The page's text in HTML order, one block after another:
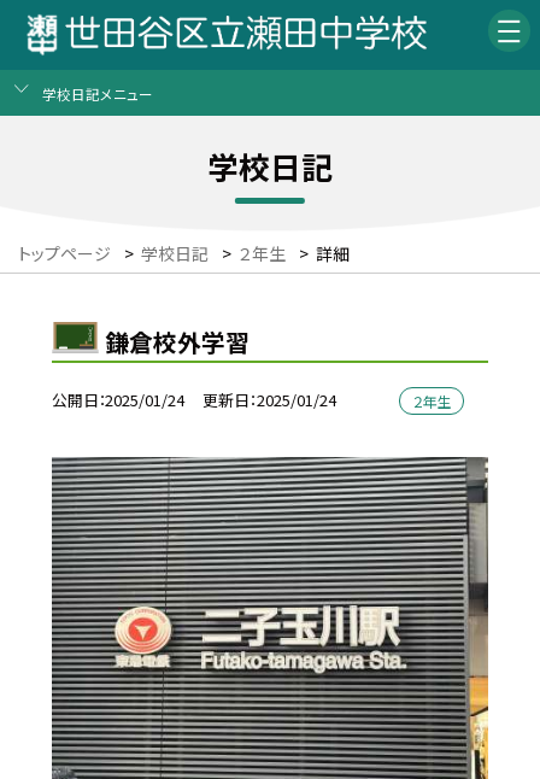
学校日記メニュー
学校日記
トップページ > 学校日記 > ２年生 > 詳細
鎌倉校外学習
公開日 2025/01/24 更新日 2025/01/24 ２年生